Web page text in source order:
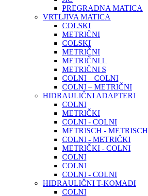
PREGRADNA MATICA
VRTLJIVA MATICA
COLSKI
METRIČNI
COLSKI
METRIČNI
METRIČNI L
METRIČNI S
COLNI – COLNI
COLNI – METRIČNI
HIDRAULIČNI ADAPTERI
COLNI
METRIČKI
COLNI - COLNI
METRISCH - METRISCH
COLNI - METRIČKI
METRIČKI - COLNI
COLNI
COLNI
COLNI - COLNI
HIDRAULIČNI T-KOMADI
COLNI